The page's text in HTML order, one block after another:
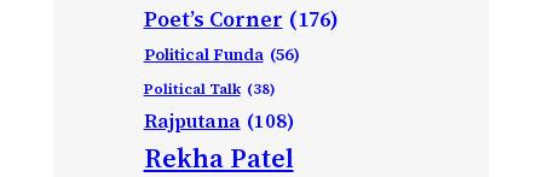
Poet’s Corner (176)
Political Funda (56)
Political Talk (38)
Rajputana (108)
Rekha Patel